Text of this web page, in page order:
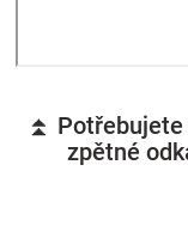
⏫
zpětné